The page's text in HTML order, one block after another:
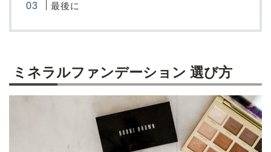
最後に
ミネラルファンデーション 選び方